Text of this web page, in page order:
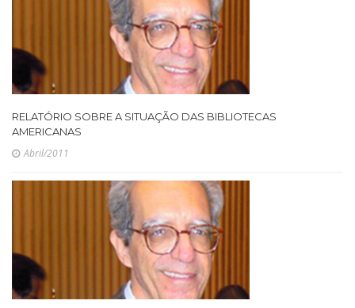
RELATÓRIO SOBRE A SITUAÇÃO DAS BIBLIOTECAS
AMERICANAS
Abril/2011